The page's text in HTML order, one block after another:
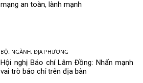
mạng an toàn, lành mạnh
BỘ, NGÀNH, ĐỊA PHƯƠNG
Hội nghị Báo chí Lâm Đồng: Nhấn mạnh
vai trò báo chí trên địa bàn